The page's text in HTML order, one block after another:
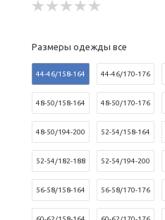
Размеры одежды все
44-46/158-164 44-46/170-176
48-50/158-164 48-50/170-176
48-50/194-200 52-54/158-164
52-54/182-188 52-54/194-200
56-58/158-164 56-58/170-176